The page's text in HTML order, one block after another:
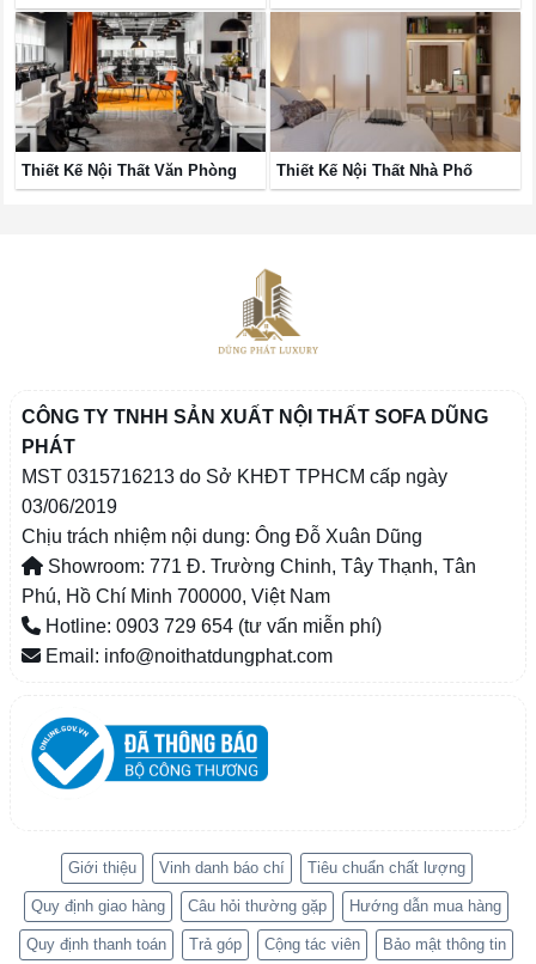
Thiết Kế Nội Thất Văn Phòng Thiết Kế Nội Thất Nhà Phố
CÔNG TY TNHH SẢN XUẤT NỘI THẤT SOFA DŨNG
PHÁT
MST 0315716213 do Sở KHĐT TPHCM cấp ngày
03/06/2019
Chịu trách nhiệm nội dung: Ông Đỗ Xuân Dũng
Showroom: 771 Đ. Trường Chinh, Tây Thạnh, Tân
Phú, Hồ Chí Minh 700000, Việt Nam
Hotline: 0903 729 654 (tư vấn miễn phí)
Email: info@noithatdungphat.com
Giới thiệu Vinh danh báo chí Tiêu chuẩn chất lượng
Quy định giao hàng Câu hỏi thường gặp Hướng dẫn mua hàng
Quy định thanh toán Trả góp Cộng tác viên Bảo mật thông tin